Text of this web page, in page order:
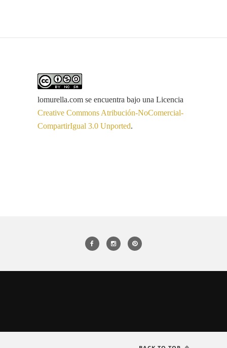
lomurella.com se encuentra bajo una Licencia
Creative Commons Atribución-NoComercial-
CompartirIgual 3.0 Unported.